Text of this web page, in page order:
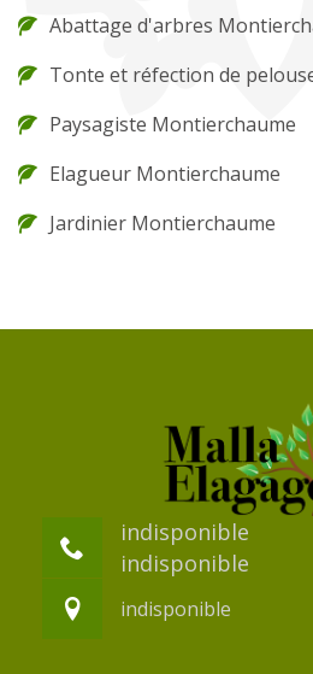
Abattage d'arbres
Tonte et réfection de
Paysagiste Montierchaume
Elagueur Montierchaume
Jardinier Montierchaume
indisponible
indisponible
indisponible